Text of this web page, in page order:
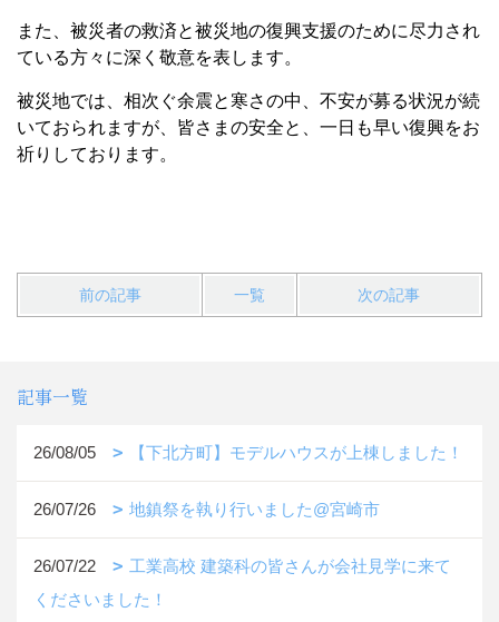
また、被災者の救済と被災地の復興支援のために尽力され
ている方々に深く敬意を表します。
被災地では、相次ぐ余震と寒さの中、不安が募る状況が続
いておられますが、皆さまの安全と、一日も早い復興をお
祈りしております。
前の記事 一覧 次の記事
記事一覧
26/08/05 【下北方町】モデルハウスが上棟しました！
26/07/26 地鎮祭を執り行いました@宮崎市
26/07/22
工業高校 建築科の皆さんが会社見学に来て
くださいました！